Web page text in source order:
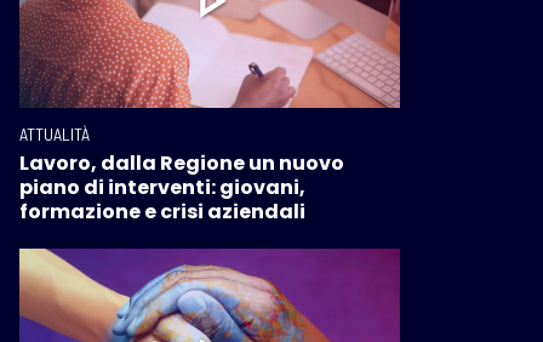
ATTUALITÀ
Lavoro, dalla Regione un nuovo
piano di interventi: giovani,
formazione e crisi aziendali